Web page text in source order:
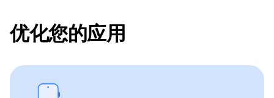
优化您的应用